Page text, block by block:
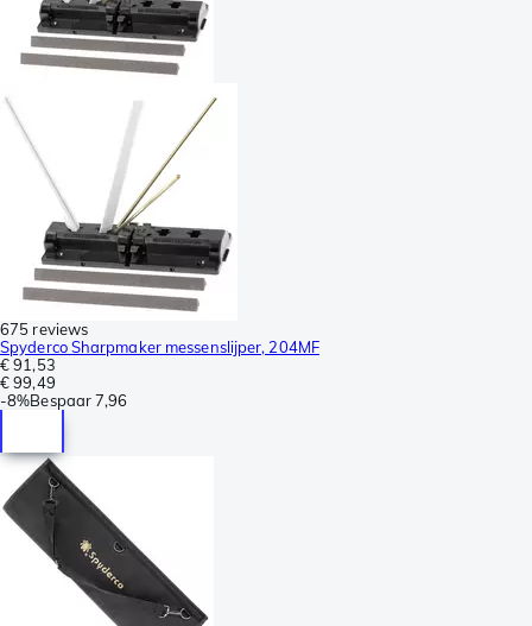
675 reviews
Spyderco Sharpmaker messenslijper, 204MF
€ 91,53
€ 99,49
-8%Bespaar7,96